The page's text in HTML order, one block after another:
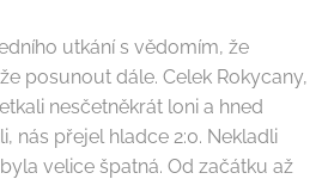
utkání s vědomím, že
posunout dále. Celek Rokycany,
nesčetněkrát loni a hned
nás přejel hladce 2:0. Nekladli
velice špatná. Od začátku až